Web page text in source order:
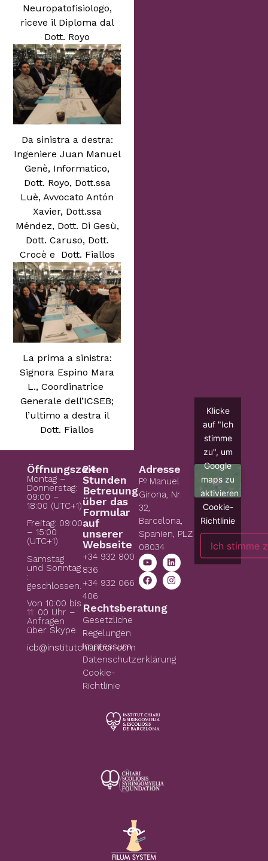
Neuropatofisiologo,
riceve il Diploma dal
Dott. Royo
Da sinistra a destra:
Ingeniere Juan Manuel
Genè, Informatico,
Dott. Royo, Dott.ssa
Luè, Avvocato Antón
Xavier, Dott.ssa
Méndez, Dott. Di Gesù,
Dott. Caruso, Dott.
Crocè e Dott. Fiallos
La prima a sinistra:
Signora Espino Mara
L., Coordinatrice
Generale dell’ICSEB;
l’ultimo a destra il
Dott. Fiallos
Öffnungszeiten
Montag –
Donnerstag:
09:00 –
18:00 (UTC+1)
Freitag: 09:00
– 15:00
(UTC+1)
Samstag
und Sonntag
:
geschlossen.
Von 10:00 bis
11: 00 Uhr –
Anfragen
über Skype
icb@institutchiaribcn.com
24
Stunden
Betreuung
über das
Formular
auf
unserer
Webseite
+34 932 800
836
+34 932 066
406
Rechtsberatung
Gesetzliche
Regelungen
Impressum
Datenschutzerklärung
Cookie-
Richtlinie
Adresse
Pº Manuel
Girona, Nr.
32,
Barcelona,
Spanien, PLZ
08034
Klicke
auf "Ich
stimme
zu", um
Google
maps zu
aktivieren
Cookie-
Richtlinie
Ich stimme